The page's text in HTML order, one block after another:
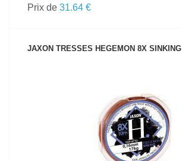
Prix de 31.64 €
JAXON TRESSES HEGEMON 8X SINKING
VOIR LE PRODUIT